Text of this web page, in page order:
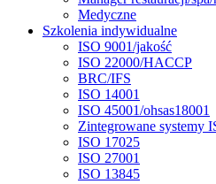
Medyczne
Szkolenia indywidualne
ISO 9001/jakość
ISO 22000/HACCP
BRC/IFS
ISO 14001
ISO 45001/ohsas18001
Zintegrowane systemy
ISO 17025
ISO 27001
ISO 13845